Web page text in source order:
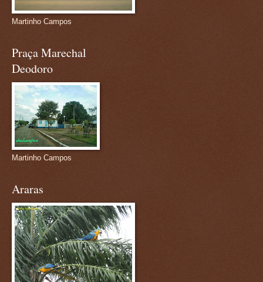
Martinho Campos
Praça Marechal
Deodoro
Martinho Campos
Araras